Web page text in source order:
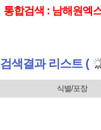
통합검색 : 남해원엑
검색결과 리스트 (
식별/포장